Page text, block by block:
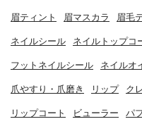
眉ティント 眉マスカラ 眉毛
ネイルシール ネイルトップコ
フットネイルシール ネイルオ
爪やすり・爪磨き リップ ク
リップコート ビューラー パ